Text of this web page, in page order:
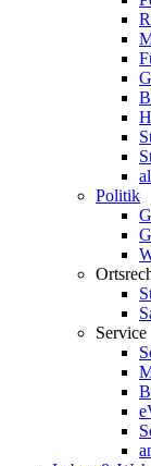
Politik
Service